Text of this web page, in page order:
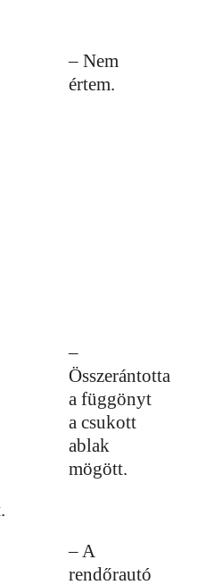
– Nem
értem.
–
Összerántotta
a függönyt
a csukott
ablak
mögött.
– A
rendőrautó